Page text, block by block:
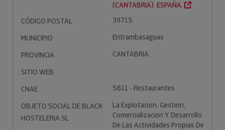
(CANTABRIA). ESPAÑA.
CÓDIGO POSTAL
39715
MUNICIPIO
Entrambasaguas
PROVINCIA
CANTABRIA
SITIO WEB
CNAE
5611 - Restaurantes
OBJETO SOCIAL DE BLACK
HOSTELERIA SL
La Explotacion, Gestion,
Comercializacion Y Desarrollo
De Las Actividades Propias De